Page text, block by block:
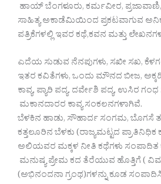
ಹಾಯ್ ಬೆಂಗಳೂರು, ಕರ್ಮವೀರ, ಪ್ರಜಾವಾಣಿ,
ಸಾಹಿತ್ಯ ಅಕಾಡೆಮಿಯಿಂದ ಪ್ರಕಟವಾಗುವ
ಪತ್ರಿಕೆಗಳಲ್ಲಿ ಇವರ ಕಥೆ,ಕವನ ಮತ್ತು
ಎದೆಯ ಸುಡುವ ನೆನಪುಗಳು, ಸಖೀ ಸಖ,
ಇತರ ಕವಿತೆಗಳು, ಒಂದು ಮೌನದ ಬೀಜ,
ಕಾವ್ಯ, ಪ್ಯಾರಿ ಪದ್ಯ. ದರ್ವೇಶಿ ಪದ್ಯ, ಉಸಿರ
ಮಕಾನದಾರರ ಕಾವ್ಯ ಸಂಕಲನಗಳಾಗಿವೆ.
ಬೆಳಕಿನ ಹಾಡು, ಸೌಹಾರ್ದ ಸಂಗಮ, ಬೊಗಸೆ
ಕತ್ತಲೂರಿನ ಬೆಳಕು (ರಾಜ್ಯಮಟ್ಟದ ಪ್ರಾತಿನಿಧಿಕ
ಅಲಿಯವರ ಮಕ್ಕಳ ನೀತಿ ಕಥೆಗಳು ಸಂಪಾದಿತ
ಮನುಷ್ಯ ಪ್ರೇಮ ಕದ ತೆರೆಯುವ ಹೊತ್ತಿಗೆ (
(ಅಭಿನಂದನಾ ಗ್ರಂಥ)ಗಳನ್ನು ಕೂಡ